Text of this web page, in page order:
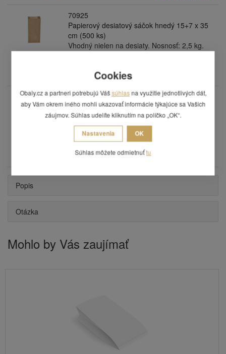
70925
Papierový desiatový sáčok hnedý 15+7 x 35
cm (500 ks)
Vhodný nielen na desiaty. Nosnosť: 2,5 kg.
70950
Papierový desiatový sáčok 20+7 x 43 cm
(500 ks)
Vhodný nielen na desiaty. Nosnosť: 5 kg.
Popis
Otázka
Mohlo by Vás zaujímať
Cookies
Obaly.cz a partneri potrebujú Vášsúhlas na využitie jednotlivých dát,
aby Vám okrem iného mohli ukazovať informácie týkajúce sa Vašich
záujmov. Súhlas udelíte kliknutím na políčko „OK“.
Nastavenia OK
Súhlas môžete odmietnuťtu